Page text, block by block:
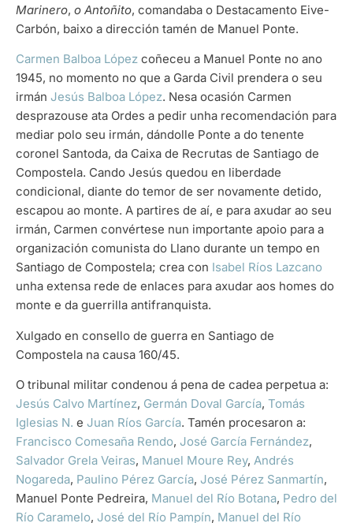
Marinero, o Antoñito, comandaba o Destacamento Eive-
Carbón, baixo a dirección tamén de Manuel Ponte.
Carmen Balboa López coñeceu a Manuel Ponte no ano
1945, no momento no que a Garda Civil prendera o seu
irmán Jesús Balboa López. Nesa ocasión Carmen
desprazouse ata Ordes a pedir unha recomendación para
mediar polo seu irmán, dándolle Ponte a do tenente
coronel Santoda, da Caixa de Recrutas de Santiago de
Compostela. Cando Jesús quedou en liberdade
condicional, diante do temor de ser novamente detido,
escapou ao monte. A partires de aí, e para axudar ao seu
irmán, Carmen convértese nun importante apoio para a
organización comunista do Llano durante un tempo en
Santiago de Compostela; crea con Isabel Ríos Lazcano
unha extensa rede de enlaces para axudar aos homes do
monte e da guerrilla antifranquista.
Xulgado en consello de guerra en Santiago de
Compostela na causa 160/45.
O tribunal militar condenou á pena de cadea perpetua a:
Jesús Calvo Martínez, Germán Doval García, Tomás
Iglesias N. e Juan Ríos García. Tamén procesaron a:
Francisco Comesaña Rendo, José García Fernández,
Salvador Grela Veiras, Manuel Moure Rey, Andrés
Nogareda, Paulino Pérez García, José Pérez Sanmartín,
Manuel Ponte Pedreira, Manuel del Río Botana, Pedro del
Río Caramelo, José del Río Pampín, Manuel del Río